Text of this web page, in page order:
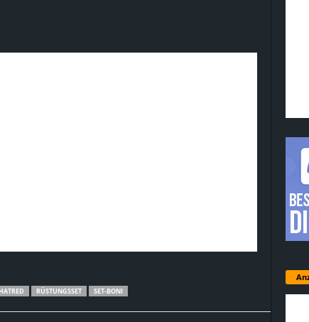
RÜSTUNGSSET SET-BONI